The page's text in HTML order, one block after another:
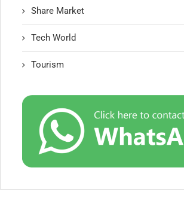
Share Market
Tech World
Tourism